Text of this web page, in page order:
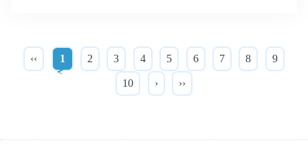
‹‹ 1 2 3 4 5 6 7 8 9
10 › ››